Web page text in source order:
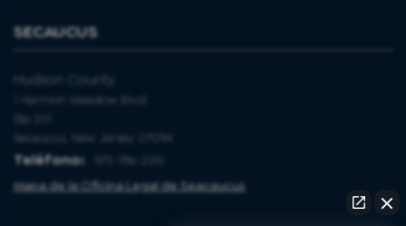
SECAUCUS
Hudson County
1 Harmon Meadow Blvd
Ste 201
Secaucus, New Jersey 07094
Teléfono:
973-786-2351
Mapa de la Oficina Legal de Seacaucus